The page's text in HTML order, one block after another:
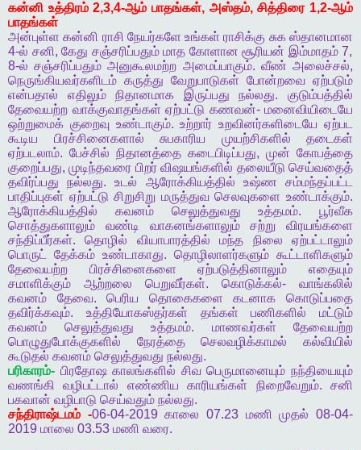
கன்னி உத்திரம்2,3,4-ஆம் பாதங்கள், அஸ்தம்,சித்திரை1,2-ஆம்
பாதங்கள்
அன்புள்ள கன்னி ராசி நேயர்களே உங்கள் ராசிக்கு சுக ஸ்தானமான
4-ல் சனி,கேது சஞ்சரிப்பதும் மாத கோளான சூரியன் இம்மாதம்7,
8-ல் சஞ்சரிப்பதும் அனுகூலமற்ற அமைப்பாகும். வீண் அலைச்சல்,
நெருங்கியவர்களிடம் கருத்து வேறுபாடுகள் போன்றவை ஏற்படும்
என்பதால்
எதிலும் நிதானமாக இருப்பது நல்லது.குடும்பத்தில்
தேவையற்ற வாக்குவாதங்கள் ஏற்பட்டு கணவன்- மனைவியிடையே
ஒற்றுமைக் குறைவு உண்டாகும்.உற்றார் உறவினர்களிடையே ஏற்பட
கூடிய
பிரச்சினைகளால் சுபகாரிய முயற்சிகளில்
தடைகள்
ஏற்படலாம். பேச்சில் நிதானத்தை கடைபிடிப்பது, முன் கோபத்தை
குறைப்பது,முடிந்தவரை பிறர் விஷயங்களில் தலையீடு செய்வதைத்
தவிர்ப்பது
நல்லது.உடல் ஆரோக்கியத்தில் உஷ்ண
சம்மந்தப்பட்ட
பாதிப்புகள் ஏற்பட்டு சிறுசிறு மருத்துவ செலவுகளை உண்டாக்கும்.
ஆரோக்கியத்தில்
கவனம் செலுத்துவது உத்தமம். பூர்வீக
சொத்துகளாலும்
வண்டி வாகனங்களாலும் சற்று
விரயங்களை
சந்திப்பீர்கள்.தொழில் வியாபாரத்தில் மந்த நிலை
ஏற்பட்டாலும்
பொருட்
தேக்கம் உண்டாகாது. தொழிலாளர்களும் கூட்டாளிகளும்
தேவையற்ற
பிரச்சினைகளை ஏற்படுத்தினாலும்
எதையும்
சமாளிக்கும்
ஆற்றலை பெறுவீர்கள். கொடுக்கல்- வாங்கலில்
கவனம்
தேவை.பெரிய தொகைகளை கடனாக
கொடுப்பதை
தவிர்க்கவும். உத்தியோகஸ்தர்கள் தங்கள் பணிகளில்
மட்டும்
கவனம்
செலுத்துவது உத்தமம். மாணவர்கள்
தேவையற்ற
பொழுதுபோக்குகளில்
நேரத்தை செலவழிக்காமல்
கல்வியில்
கூடுதல் கவனம் செலுத்துவது நல்லது.
பரிகாரம்- பிரதோஷ காலங்களில் சிவ பெருமானையும் நந்தியையும்
வணங்கி
வழிபட்டால் எண்ணிய காரியங்கள் நிறைவேறும்.சனி
பகவான் வழிபாடு செய்வதும் நல்லது.
சந்திராஷ்டமம் -06-04-2019காலை 07.23 மணி முதல் 08-04-
2019 மாலை 03.53 மணி வரை.